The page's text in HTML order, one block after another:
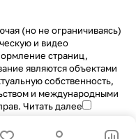
(но не ограничиваясь)
и видео
страниц,
являются объектами
собственность,
и международными
Читать далее